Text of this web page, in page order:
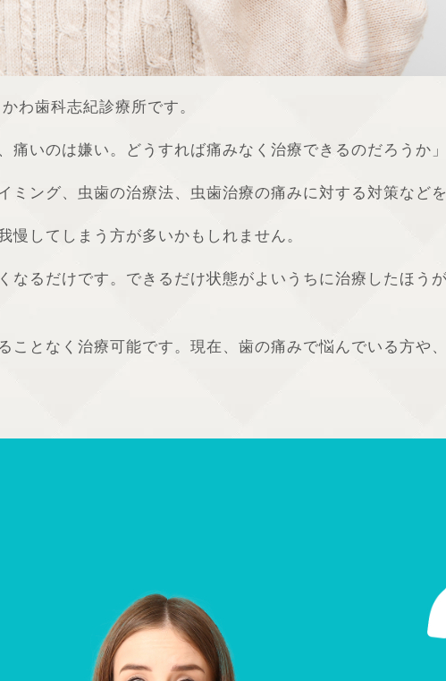
わ歯科志紀診療所です。
痛いのは嫌い。どうすれば痛みなく治療できるのだろうか
ング、虫歯の治療法、虫歯治療の痛みに対する対策などを
してしまう方が多いかもしれません。
なるだけです。できるだけ状態がよいうちに治療したほう
ことなく治療可能です。現在、歯の痛みで悩んでいる方や